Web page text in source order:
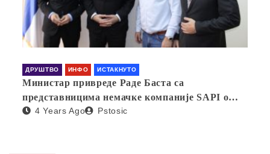
ДРУШТВО ИНФО ИСТАКНУТО
Министар привреде Раде Баста са
представницима немачке компаније SAPI о
отварању фабрике у Србији
4 Years Ago Pstosic